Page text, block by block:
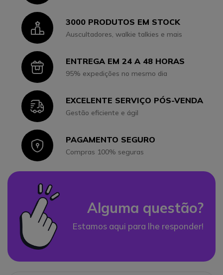
Icon3000 PRODUTOS EM STOCK
Auscultadores, walkie talkies e mais
IconENTREGA EM 24 A 48 HORAS
95% expedições no mesmo dia
IconEXCELENTE SERVIÇO PÓS-VENDA
Gestão eficiente e ágil
IconPAGAMENTO SEGURO
Compras 100% seguras
Alguma questão?
Estamos aqui para lhe responder!